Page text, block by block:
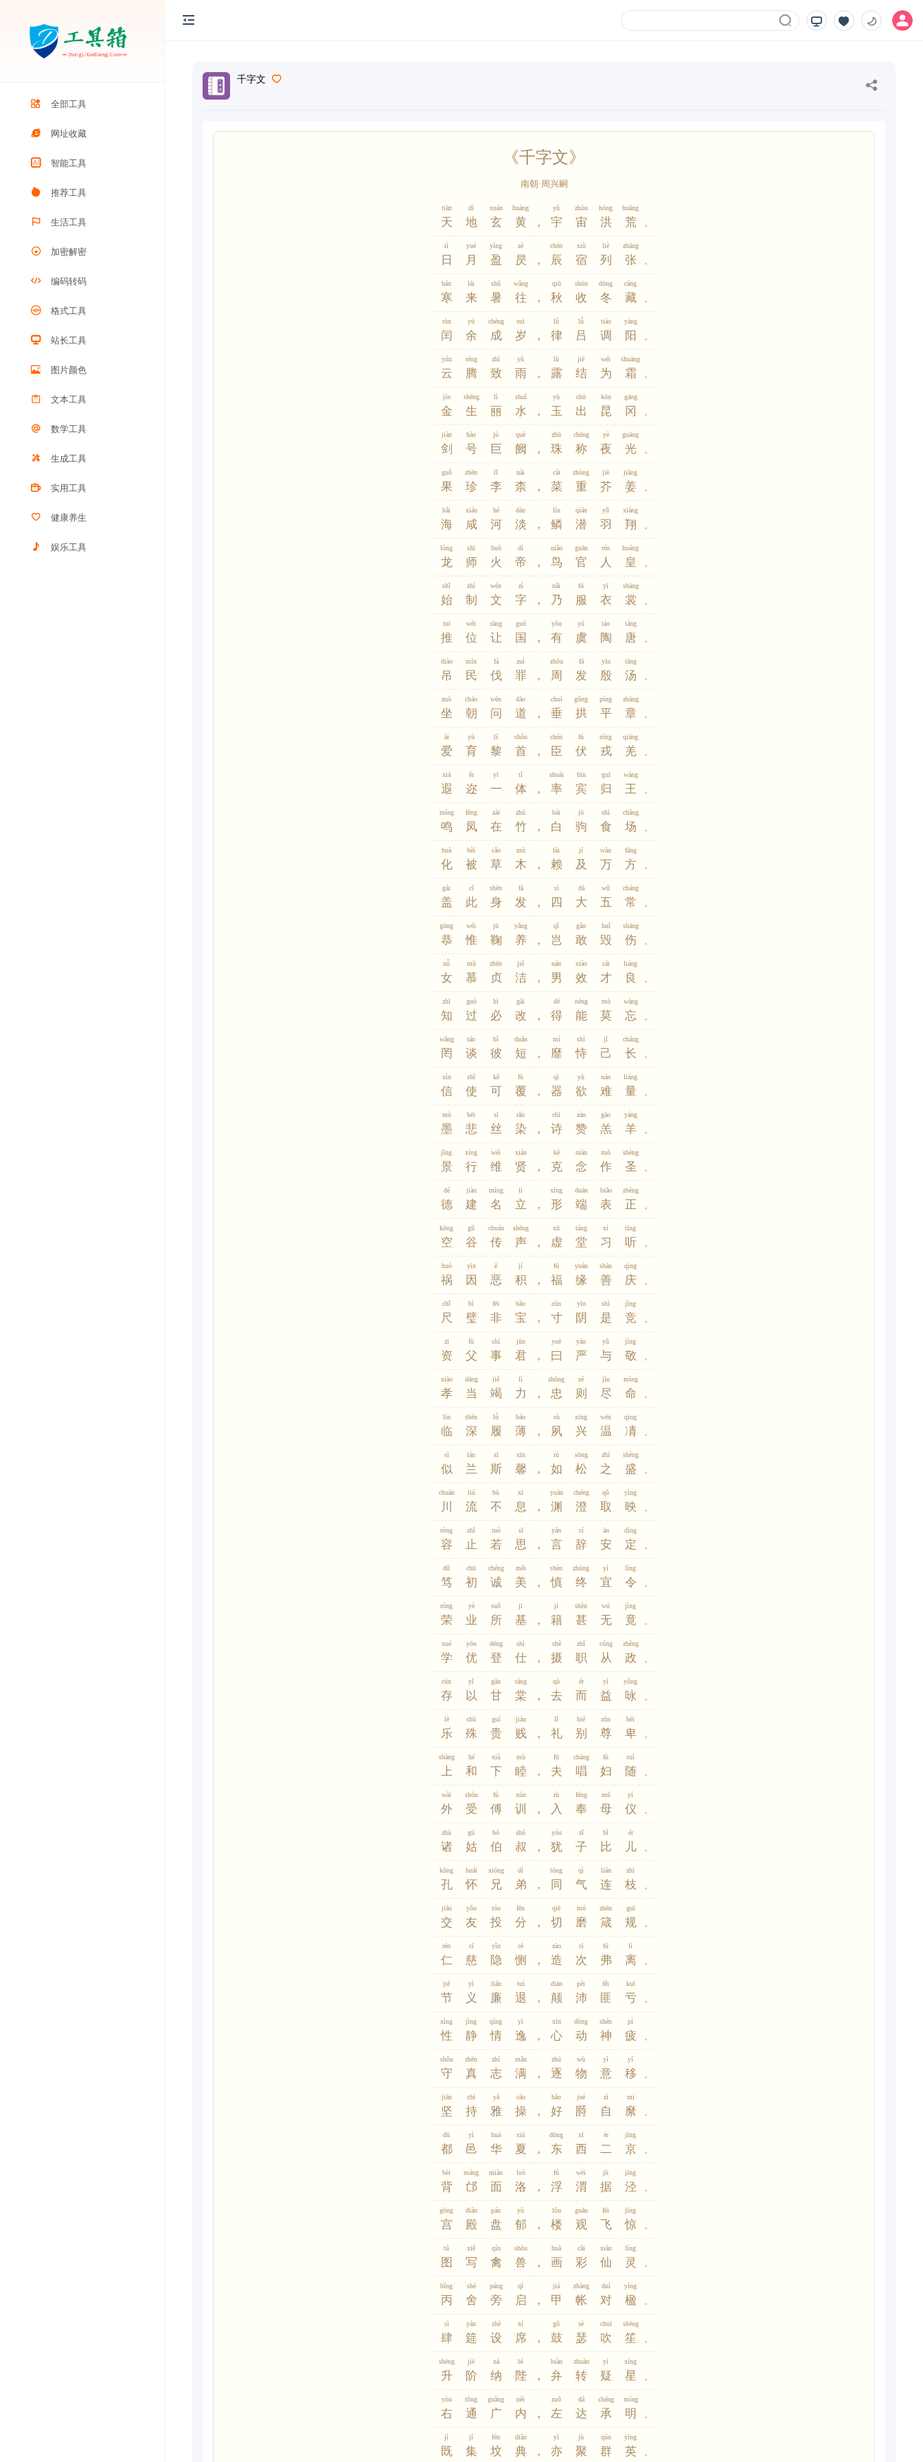
全部工具
网址收藏
智能工具
推荐工具
生活工具
加密解密
编码转码
格式工具
站长工具
图片颜色
文本工具
数学工具
生成工具
实用工具
健康养生
娱乐工具
千字文
《千字文》
南朝·周兴嗣
tiān
天
dì
地
xuán
玄
huáng
黄 ，
yǔ
宇
zhòu
宙
hóng
洪
huāng
荒 。
rì
日
yuè
月
yíng
盈
zè
昃 ，
chén
辰
xiù
宿
liè
列
zhāng
张 。
hán
寒
lái
来
shǔ
暑
wǎng
往 ，
qiū
秋
shōu
收
dōng
冬
cáng
藏 。
rùn
闰
yú
余
chéng
成
suì
岁 ，
lǜ
律
lǚ
吕
tiáo
调
yáng
阳 。
yún
云
téng
腾
zhì
致
yǔ
雨 ，
lù
露
jié
结
wéi
为
shuāng
霜 。
jīn
金
shēng
生
lì
丽
shuǐ
水 ，
yù
玉
chū
出
kūn
昆
gāng
冈 。
jiàn
剑
hào
号
jù
巨
què
阙 ，
zhū
珠
chēng
称
yè
夜
guāng
光 。
guǒ
果
zhēn
珍
lǐ
李
nài
柰 ，
cài
菜
zhòng
重
jiè
芥
jiāng
姜 。
hǎi
海
xián
咸
hé
河
dàn
淡 ，
lín
鳞
qián
潜
yǔ
羽
xiáng
翔 。
lóng
龙
shī
师
huǒ
火
dì
帝 ，
niǎo
鸟
guān
官
rén
人
huáng
皇 。
shǐ
始
zhì
制
wén
文
zì
字 ，
nǎi
乃
fú
服
yī
衣
shāng
裳 。
tuī
推
wèi
位
ràng
让
guó
国 ，
yǒu
有
yú
虞
táo
陶
táng
唐 。
diào
吊
mín
民
fá
伐
zuì
罪 ，
zhōu
周
fā
发
yīn
殷
tāng
汤 。
zuò
坐
cháo
朝
wèn
问
dào
道 ，
chuí
垂
gǒng
拱
píng
平
zhāng
章 。
ài
爱
yù
育
lí
黎
shǒu
首 ，
chén
臣
fú
伏
róng
戎
qiāng
羌 。
xiá
遐
ěr
迩
yī
一
tǐ
体 ，
shuài
率
bīn
宾
guī
归
wáng
王 。
míng
鸣
fèng
凤
zài
在
zhú
竹 ，
bái
白
jū
驹
shí
食
chǎng
场 。
huà
化
bèi
被
cǎo
草
mù
木 ，
lài
赖
jí
及
wàn
万
fāng
方 。
gài
盖
cǐ
此
shēn
身
fà
发 ，
sì
四
dà
大
wǔ
五
cháng
常 。
gōng
恭
wéi
惟
jū
鞠
yǎng
养 ，
qǐ
岂
gǎn
敢
huǐ
毁
shāng
伤 。
nǚ
女
mù
慕
zhēn
贞
jié
洁 ，
nán
男
xiào
效
cái
才
liáng
良 。
zhī
知
guò
过
bì
必
gǎi
改 ，
dé
得
néng
能
mò
莫
wàng
忘 。
wǎng
罔
tán
谈
bǐ
彼
duǎn
短 ，
mí
靡
shì
恃
jǐ
己
cháng
长 。
xìn
信
shǐ
使
kě
可
fù
覆 ，
qì
器
yù
欲
nán
难
liáng
量 。
mò
墨
bēi
悲
sī
丝
rǎn
染 ，
shī
诗
zàn
赞
gāo
羔
yáng
羊 。
jǐng
景
xíng
行
wéi
维
xián
贤 ，
kè
克
niàn
念
zuò
作
shèng
圣 。
dé
德
jiàn
建
míng
名
lì
立 ，
xíng
形
duān
端
biǎo
表
zhèng
正 。
kōng
空
gǔ
谷
chuán
传
shēng
声 ，
xū
虚
táng
堂
xí
习
tīng
听 。
huò
祸
yīn
因
è
恶
jí
积 ，
fú
福
yuán
缘
shàn
善
qìng
庆 。
chǐ
尺
bì
璧
fēi
非
bǎo
宝 ，
cùn
寸
yīn
阴
shì
是
jìng
竞 。
zī
资
fù
父
shì
事
jūn
君 ，
yuē
曰
yán
严
yǔ
与
jìng
敬 。
xiào
孝
dāng
当
jié
竭
lì
力 ，
zhōng
忠
zé
则
jìn
尽
mìng
命 。
lín
临
shēn
深
lǚ
履
báo
薄 ，
sù
夙
xīng
兴
wēn
温
qìng
凊 。
sì
似
lán
兰
sī
斯
xīn
馨 ，
rú
如
sōng
松
zhī
之
shèng
盛 。
chuān
川
liú
流
bù
不
xī
息 ，
yuān
渊
chéng
澄
qǔ
取
yìng
映 。
róng
容
zhǐ
止
ruò
若
sī
思 ，
yán
言
cí
辞
ān
安
dìng
定 。
dǔ
笃
chū
初
chéng
诚
měi
美 ，
shèn
慎
zhōng
终
yì
宜
lìng
令 。
róng
荣
yè
业
suǒ
所
jī
基 ，
jí
籍
shèn
甚
wú
无
jìng
竟 。
xué
学
yōu
优
dēng
登
shì
仕 ，
shè
摄
zhǐ
职
cóng
从
zhèng
政 。
cún
存
yǐ
以
gān
甘
táng
棠 ，
qù
去
ér
而
yì
益
yǒng
咏 。
lè
乐
shū
殊
guì
贵
jiàn
贱 ，
lǐ
礼
bié
别
zūn
尊
bēi
卑 。
shàng
上
hé
和
xià
下
mù
睦 ，
fū
夫
chàng
唱
fù
妇
suí
随 。
wài
外
shòu
受
fù
傅
xùn
训 ，
rù
入
fèng
奉
mǔ
母
yí
仪 。
zhū
诸
gū
姑
bó
伯
shú
叔 ，
yóu
犹
zǐ
子
bǐ
比
ér
儿 。
kǒng
孔
huái
怀
xiōng
兄
dì
弟 ，
tóng
同
qì
气
lián
连
zhī
枝 。
jiāo
交
yǒu
友
tóu
投
fēn
分 ，
qiē
切
mó
磨
zhēn
箴
guī
规 。
rén
仁
cí
慈
yǐn
隐
cè
恻 ，
zào
造
cì
次
fú
弗
lí
离 。
jié
节
yì
义
lián
廉
tuì
退 ，
diān
颠
pèi
沛
fěi
匪
kuī
亏 。
xìng
性
jìng
静
qíng
情
yì
逸 ，
xīn
心
dòng
动
shén
神
pí
疲 。
shǒu
守
zhēn
真
zhì
志
mǎn
满 ，
zhú
逐
wù
物
yì
意
yí
移 。
jiān
坚
chí
持
yǎ
雅
cāo
操 ，
hǎo
好
jué
爵
zì
自
mí
縻 。
dū
都
yì
邑
huá
华
xià
夏 ，
dōng
东
xī
西
èr
二
jīng
京 。
bèi
背
máng
邙
miàn
面
luò
洛 ，
fú
浮
wèi
渭
jù
据
jīng
泾 。
gōng
宫
diàn
殿
pán
盘
yù
郁 ，
lóu
楼
guān
观
fēi
飞
jīng
惊 。
tú
图
xiě
写
qín
禽
shòu
兽 ，
huà
画
cǎi
彩
xiān
仙
líng
灵 。
bǐng
丙
shè
舍
páng
旁
qǐ
启 ，
jiá
甲
zhàng
帐
duì
对
yíng
楹 。
sì
肆
yán
筵
shè
设
xí
席 ，
gǔ
鼓
sè
瑟
chuī
吹
shēng
笙 。
shēng
升
jiē
阶
nà
纳
bì
陛 ，
biàn
弁
zhuàn
转
yí
疑
xīng
星 。
yòu
右
tōng
通
guǎng
广
nèi
内 ，
zuǒ
左
dá
达
chéng
承
míng
明 。
jì
既
jí
集
fén
坟
diǎn
典 ，
yì
亦
jù
聚
qún
群
yīng
英 。